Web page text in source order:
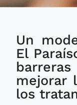
atención
mental a
rurales de
Un
El
mejorar
los